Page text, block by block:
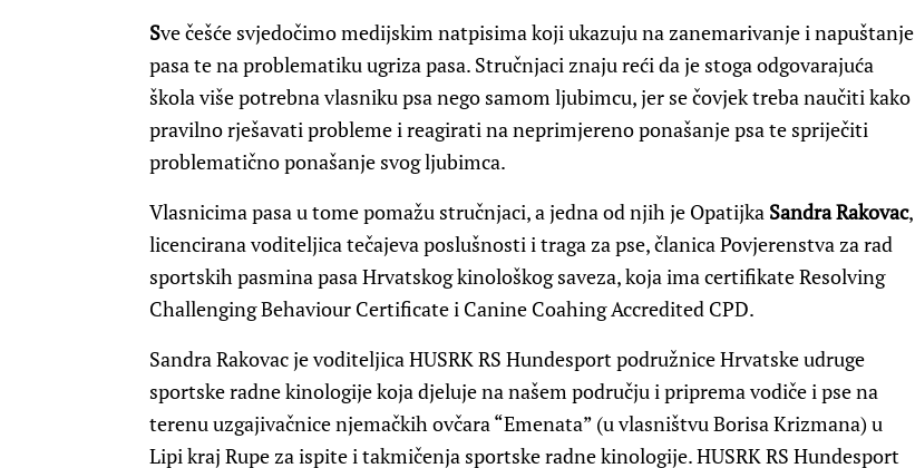
Sve češće svjedočimo medijskim natpisima koji ukazuju na zanemarivanje i napuštanje
pasa te na problematiku ugriza pasa. Stručnjaci znaju reći da je stoga odgovarajuća
škola više potrebna vlasniku psa nego samom ljubimcu, jer se čovjek treba naučiti kako
pravilno rješavati probleme i reagirati na neprimjereno ponašanje psa te spriječiti
problematično ponašanje svog ljubimca.
Vlasnicima pasa u tome pomažu stručnjaci, a jedna od njih je Opatijka Sandra Rakovac,
licencirana voditeljica tečajeva poslušnosti i traga za pse, članica Povjerenstva za rad
sportskih pasmina pasa Hrvatskog kinološkog saveza, koja ima certifikate Resolving
Challenging Behaviour Certificate i Canine Coahing Accredited CPD.
Sandra Rakovac je voditeljica HUSRK RS Hundesport podružnice Hrvatske udruge
sportske radne kinologije koja djeluje na našem području i priprema vodiče i pse na
terenu uzgajivačnice njemačkih ovčara “Emenata” (u vlasništvu Borisa Krizmana) u
Lipi kraj Rupe za ispite i takmičenja sportske radne kinologije. HUSRK RS Hundesport